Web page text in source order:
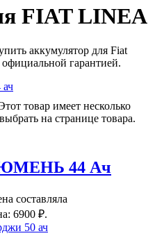
FIAT LINEA
аккумулятор для Fiat
гарантией.
товар имеет несколько
на странице товара.
44 Ач
составляла
6900 ₽.